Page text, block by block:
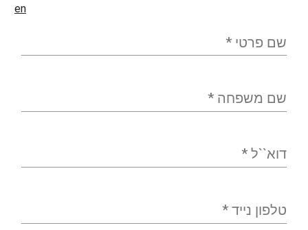
en
שם פרטי *
שם משפחה *
דוא``ל *
טלפון נייד *